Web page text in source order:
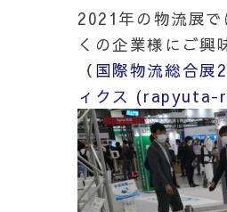
2021年の物流展
くの企業様にご興
（ 国際物流総合
ィクス (rapyuta-